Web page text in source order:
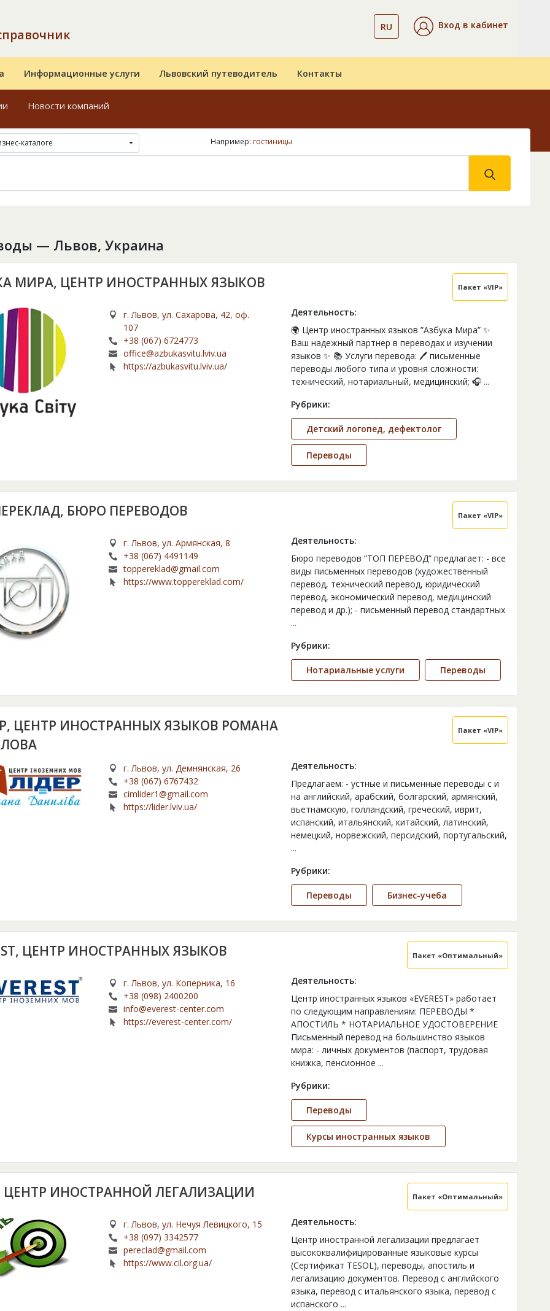
RU Вход в кабинет
Информационные услуги Львовский путеводитель Контакты
Новости компаний
каталоге Например: гостиницы
— Львов, Украина
МИРА, ЦЕНТР ИНОСТРАННЫХ ЯЗЫКОВ Пакет «VIP»
г. Львов, ул. Сахарова, 42, оф.
107
+38 (067) 6724773
office@azbukasvitu.lviv.ua
https://azbukasvitu.lviv.ua/
Деятельность:
🌍 Центр иностранных языков ”Азбука Мира” ✨
Ваш надежный партнер в переводах и изучении
языков ✨ 📚 Услуги перевода: 🖊 письменные
переводы любого типа и уровня сложности:
технический, нотариальный, медицинский; 🎧 ...
Рубрики:
Детский логопед, дефектолог
Переводы
БЮРО ПЕРЕВОДОВ Пакет «VIP»
г. Львов, ул. Армянская, 8
+38 (067) 4491149
toppereklad@gmail.com
https://www.toppereklad.com/
Деятельность:
Бюро переводов ”ТОП ПЕРЕВОД” предлагает: - все
виды письменных переводов (художественный
перевод, технический перевод, юридический
перевод, экономический перевод, медицинский
перевод и др.); - письменный перевод стандартных
...
Рубрики:
Нотариальные услуги Переводы
ЦЕНТР ИНОСТРАННЫХ ЯЗЫКОВ РОМАНА
Пакет «VIP»
г. Львов, ул. Демнянская, 26
+38 (067) 6767432
cimlider1@gmail.com
https://lider.lviv.ua/
Деятельность:
Предлагаем: - устные и письменные переводы с и
на английский, арабский, болгарский, армянский,
вьетнамскую, голландский, греческий, иврит,
испанский, итальянский, китайский, латинский,
немецкий, норвежский, персидский, португальский,
...
Рубрики:
Переводы Бизнес-учеба
ЦЕНТР ИНОСТРАННЫХ ЯЗЫКОВ Пакет «Оптимальный»
г. Львов, ул. Коперника, 16
+38 (098) 2400200
info@everest-center.com
https://everest-center.com/
Деятельность:
Центр иностранных языков «EVEREST» работает
по следующим направлениям: ПЕРЕВОДЫ *
АПОСТИЛЬ * НОТАРИАЛЬНОЕ УДОСТОВЕРЕНИЕ
Письменный перевод на большинство языков
мира: - личных документов (паспорт, трудовая
книжка, пенсионное ...
Рубрики:
Переводы
Курсы иностранных языков
ЦЕНТР ИНОСТРАННОЙ ЛЕГАЛИЗАЦИИ Пакет «Оптимальный»
г. Львов, ул. Нечуя Левицкого, 15
+38 (097) 3342577
pereclad@gmail.com
https://www.cil.org.ua/
Деятельность:
Центр иностранной легализации предлагает
высококвалифицированные языковые курсы
(Сертификат TESOL), переводы, апостиль и
легализацию документов. Перевод с английского
языка, перевод с итальянского языка, перевод с
испанского ...